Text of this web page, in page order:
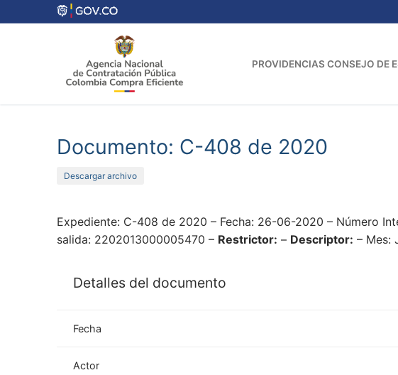
al
PROVIDENCIAS CONSEJO DE
Documento: C-408 de 2020
Descargar archivo
Expediente: C-408 de 2020 – Fecha: 26-06-2020 – Número
salida: 2202013000005470 – Restrictor: – Descriptor: – Mes:
Detalles del documento
Fecha
Actor